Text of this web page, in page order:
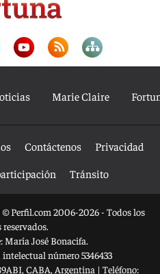
Marie Claire
Contáctenos
Privacidad
Tránsito
© Perfil.com 2006-2026 - Todos los
reservados.
María José Bonacifa.
número 5346433
, CABA, Argentina | Teléfono: